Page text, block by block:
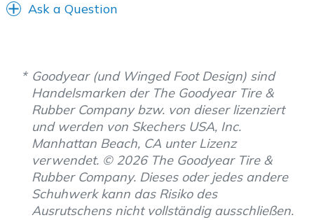
Ask a Question
Goodyear (und Winged Foot Design) sind
Handelsmarken der The Goodyear Tire &
Rubber Company bzw. von dieser lizenziert
und werden von Skechers USA, Inc.
Manhattan Beach, CA unter Lizenz
verwendet. © 2026 The Goodyear Tire &
Rubber Company. Dieses oder jedes andere
Schuhwerk kann das Risiko des
Ausrutschens nicht vollständig ausschließen.